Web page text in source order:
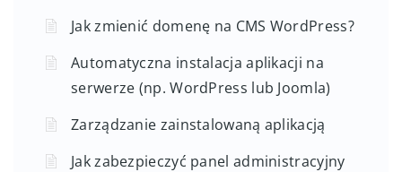
Jak zmienić domenę na CMS WordPress?
Automatyczna instalacja aplikacji na
serwerze (np. WordPress lub Joomla)
Zarządzanie zainstalowaną aplikacją
Jak zabezpieczyć panel administracyjny